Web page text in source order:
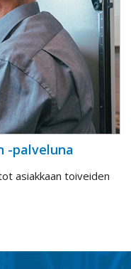
-palveluna
asiakkaan toiveiden